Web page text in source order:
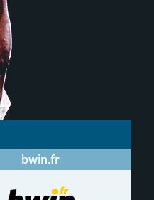
bwin.fr